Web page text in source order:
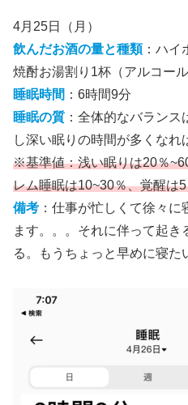
4月25日（月）
飲んだお酒の量と種類：ハイ
焼酎お湯割り1杯（アルコール
睡眠時間 ：6時間9分
睡眠の質 ：全体的なバラン
し深い眠りの時間が多くなれ
※基準値：浅い眠りは20％
レム睡眠は10~30％、覚醒は
備考 ：仕事が忙しくて徐々
ます。。。それに伴って起
る。もうちょっと早めに寝た